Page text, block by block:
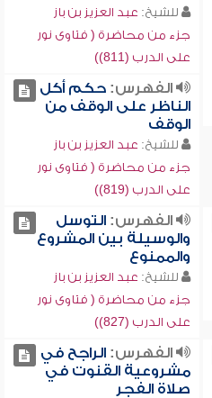
للشيخ: عبد العزيز بن باز
جزء من محاضرة ( فتاوى نور
على الدرب (811))
الفهرس:حكم أكل
الناظر على الوقف من
الوقف
للشيخ: عبد العزيز بن باز
جزء من محاضرة ( فتاوى نور
على الدرب (819))
الفهرس:التوسل
والوسيلة بين المشروع
والممنوع
للشيخ: عبد العزيز بن باز
جزء من محاضرة ( فتاوى نور
على الدرب (827))
الفهرس:الراجح في
مشروعية القنوت في
صلاة الفجر